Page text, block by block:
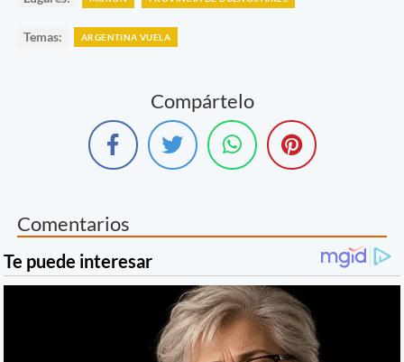
Temas: ARGENTINA VUELA
Compártelo
Comentarios